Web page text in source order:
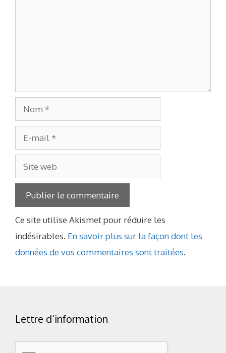
Nom
mail
Site
web
Ce site utilise Akismet pour réduire les
indésirables. En savoir plus sur la façon dont les
données de vos commentaires sont traitées.
Lettre d’information